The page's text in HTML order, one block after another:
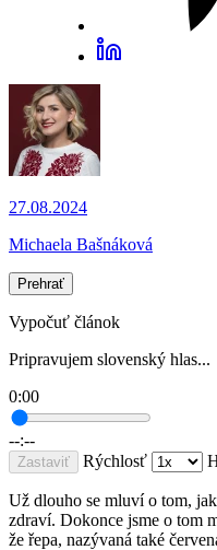
27.08.2024
Michaela Bašnáková
Prehrať
Vypočuť článok
Pripravujem slovenský hlas...
0:00
--:--
Zastaviť Rýchlosť
Už dlouho se mluví o tom,
zdraví. Dokonce jsme o tom
že řepa, nazývaná také